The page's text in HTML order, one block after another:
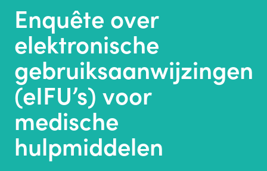
Enquête over
elektronische
gebruiksaanwijzingen
(eIFU’s) voor
medische
hulpmiddelen